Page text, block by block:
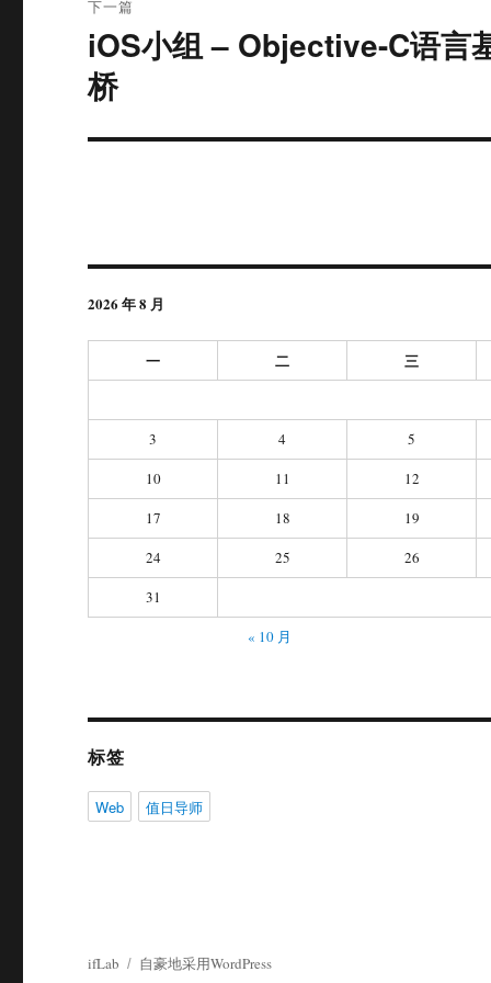
下一篇
下
篇
文
章：
iOS小组 – Objective-C语言
桥
2026 年 8 月
一 二 三
3 4
5
10
11
12
17
18
19
24
25
26
31
« 10 月
标签
Web 值日导师
ifLab 自豪地采用WordPress